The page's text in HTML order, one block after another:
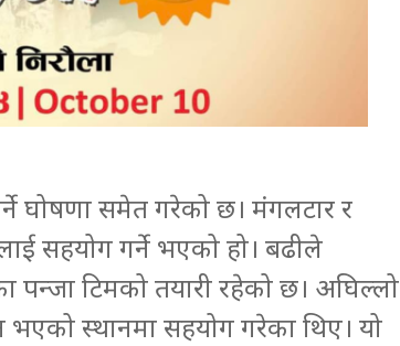
घोषणा समेत गरेको छ। मंगलटार र
सहयोग गर्ने भएको हो। बढीले
पन्जा टिमको तयारी रहेको छ। अघिल्लो
स्थानमा सहयोग गरेका थिए। यो